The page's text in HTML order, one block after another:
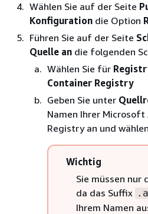
Wählen Sie auf der Seite
Konfiguration die Option
Führen Sie auf der Seite
Quelle an die folgenden
Wählen Sie für
Container Registry
Geben Sie unter
Namen Ihrer Microsoft
Registry an und
Wichtig
Sie müssen nur
da das Suffix
Ihrem Namen